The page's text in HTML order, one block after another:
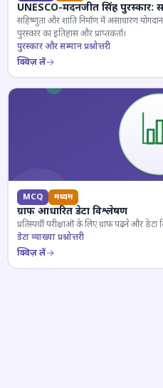
UNESCO-मदनजीत सिंह पुरस्कार:
सहिष्णुता और शांति निर्माण में असाधारण योगदान
पुरस्कार का इतिहास और प्राप्तकर्ता।
पुरस्कार और सम्मान प्रश्नोत्तरी
क्विज़ लें
MCQ मध्यम
ग्राफ आधारित डेटा विश्लेषण
प्रतिस्पर्धी परीक्षाओं के लिए ग्राफ पढ़ने और
डेटा व्याख्या प्रश्नोत्तरी
क्विज़ लें